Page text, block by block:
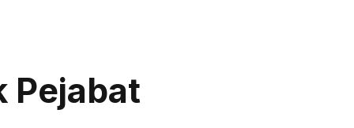
Pejabat